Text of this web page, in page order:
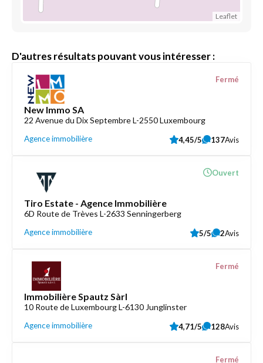
Leaflet
D'autres résultats pouvant vous intéresser :
New Immo SA
22 Avenue du Dix Septembre L-2550 Luxembourg
Agence immobilière
Fermé
4,45/5 137Avis
Tiro Estate - Agence Immobilière
6D Route de Trèves L-2633 Senningerberg
Agence immobilière
Ouvert
5/5 2Avis
Immobilière Spautz Sàrl
10 Route de Luxembourg L-6130 Junglinster
Agence immobilière
Fermé
4,71/5 128Avis
Fermé